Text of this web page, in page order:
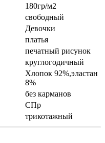
180гр/м2
свободный
Девочки
платья
печатный рисунок
круглогодичный
Хлопок 92%,эластан
8%
без карманов
СПр
трикотажный